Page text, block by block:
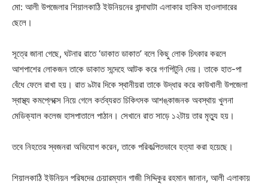
মো: আলী উপজেলার শিয়ালকাঠি ইউনিয়নের বান্দাঘাটা এলাকার হাকিম হাওলাদারের
ছেলে।
সূত্রে জানা গেছে, ঘটনার রাতে ‘ডাকাত ডাকাত’ বলে কিছু লোক চিৎকার করলে
আশপাশের লোকজন তাকে ডাকাত সন্দেহে আটক করে গণপিটুনি দেয়। তাকে হাত-পা
বেঁধে ফেলে রাখা হয়। রাত ৯টার দিকে স্থানীয়রা তাকে উদ্ধার করে কাউখালী উপজেলা
স্বাস্থ্য কমপ্লেক্সে নিয়ে গেলে কর্তব্যরত চিকিৎসক আশঙ্কাজনক অবস্থায় খুলনা
মেডিক্যাল কলেজ হাসপাতালে পাঠান। সেখানে রাত সাড়ে ১২টায় তার মৃত্যু হয়।
তবে নিহতের স্বজনরা অভিযোগ করেন, তাকে পরিকল্পিতভাবে হত্যা করা হয়েছে।
শিয়ালকাঠি ইউনিয়ন পরিষদের চেয়ারম্যান গাজী সিদ্দিকুর রহমান জানান, আলী এলাকায়